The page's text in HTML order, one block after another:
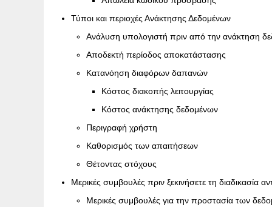
Τύποι και περιοχές Ανάκτησης Δεδομένων
Ανάλυση υπολογιστή πριν από την ανάκτηση
Αποδεκτή περίοδος αποκατάστασης
Κατανόηση διαφόρων δαπανών
Κόστος διακοπής λειτουργίας
Κόστος ανάκτησης δεδομένων
Περιγραφή χρήστη
Καθορισμός των απαιτήσεων
Θέτοντας στόχους
Μερικές συμβουλές πριν ξεκινήσετε τη
Μερικές συμβουλές για την προστασία των